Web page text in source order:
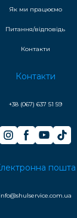
Як ми працюємо
Питання/відповідь
Контакти
Контакти
+38 (067) 637 51 59
пошта
info@shulservice.com.ua